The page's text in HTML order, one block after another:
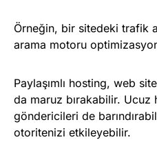
Örneğin, bir sitedeki trafik
arama motoru
Paylaşımlı hosting, web
da maruz bırakabilir. Ucuz
göndericileri de
otoritenizi etkileyebilir.